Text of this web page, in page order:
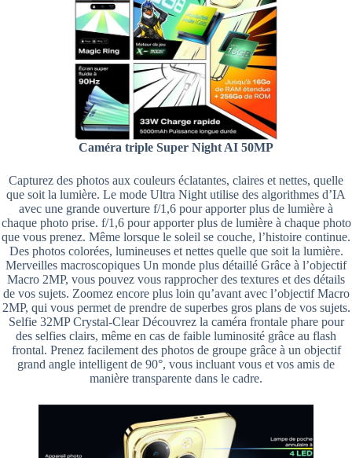
Caméra triple Super Night AI 50MP
Capturez des photos aux couleurs éclatantes, claires et nettes, quelle
que soit la lumière. Le mode Ultra Night utilise des algorithmes d’IA
avec une grande ouverture f/1,6 pour apporter plus de lumière à
chaque photo prise. f/1,6 pour apporter plus de lumière à chaque photo
que vous prenez. Même lorsque le soleil se couche, l’histoire continue.
Des photos colorées, lumineuses et nettes quelle que soit la lumière.
Merveilles macroscopiques Un monde plus détaillé Grâce à l’objectif
Macro 2MP, vous pouvez vous rapprocher des textures et des détails
de vos sujets. Zoomez encore plus loin qu’avant avec l’objectif Macro
2MP, qui vous permet de prendre de superbes gros plans de vos sujets.
Selfie 32MP Crystal-Clear Découvrez la caméra frontale phare pour
des selfies clairs, même en cas de faible luminosité grâce au flash
frontal. Prenez facilement des photos de groupe grâce à un objectif
grand angle intelligent de 90°, vous incluant vous et vos amis de
manière transparente dans le cadre.